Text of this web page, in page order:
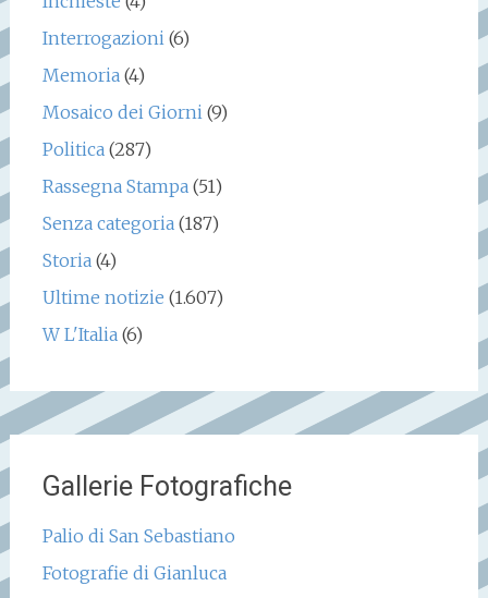
Interrogazioni(6)
Memoria(4)
Mosaico dei Giorni(9)
Politica(287)
Rassegna Stampa(51)
Senza categoria(187)
Storia(4)
Ultime notizie (1.607)
W L'Italia(6)
Gallerie Fotografiche
Palio di San Sebastiano
Fotografie di Gianluca